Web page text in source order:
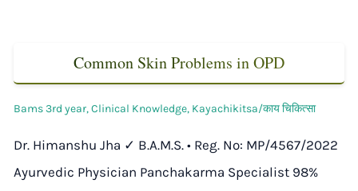
Common Skin Problems in OPD
Bams 3rd year,Clinical Knowledge, Kayachikitsa/काय चिकित्सा
Dr. Himanshu Jha ✓ B.A.M.S. • Reg. No: MP/4567/2022
Ayurvedic Physician Panchakarma Specialist 98%